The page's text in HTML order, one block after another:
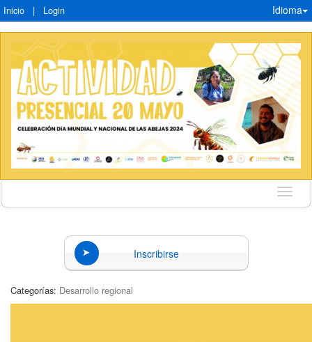
Inicio | Login Idioma
Idioma
Inscribirse
Categorías: Desarrollo regional